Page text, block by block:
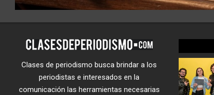
Clases de periodismo busca brindar a los
periodistas e interesados en la
comunicación las herramientas necesarias